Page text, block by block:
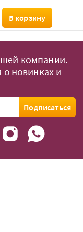
В корзину
компании.
о новинках и
Подписаться